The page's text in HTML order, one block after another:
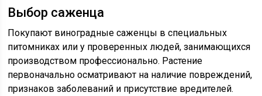
Выбор саженца
Покупают виноградные саженцы в специальных
питомниках или у проверенных людей, занимающихся
производством профессионально. Растение
первоначально осматривают на наличие повреждений,
признаков заболеваний и присутствие вредителей.